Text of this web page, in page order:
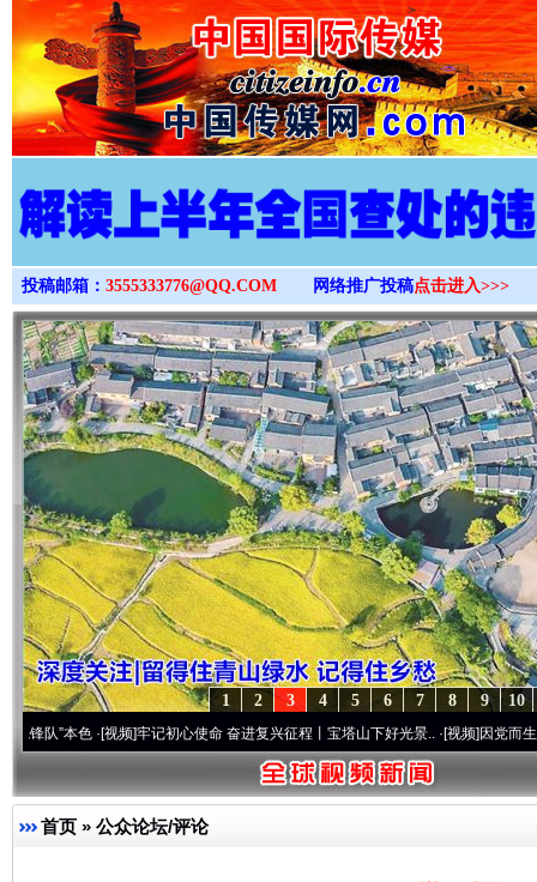
>
投稿邮箱： 3555333776@QQ.COM 网络推广投稿点击进入>>>
10
9
8
7
6
5
4
3
2
1
·[视频]牢记初心使命 奋进复兴征程丨宝塔山下好光景..·[视频]因党而生 为党而战
首页 » 公众论坛/评论